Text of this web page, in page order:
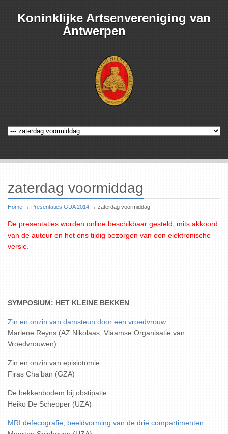
Koninklijke Artsenvereniging van
Antwerpen
zaterdag voormiddag
Home → Presentaties GDA 2014 → zaterdag voormiddag
De presentaties worden online beschikbaar gesteld, mits akkoord
van de auteur en het ons tijdig bezorgen van een elektronische
versie.
SYMPOSIUM: HET KLEINE BEKKEN
Zin en onzin van damsteun door een vroedvrouw.
Marlene Reyns (AZ Nikolaas, Vlaamse Organisatie van
Vroedvrouwen)
Zin en onzin van episiotomie.
Firas Cha’ban (GZA)
De bekkenbodem bij obstipatie.
Heiko De Schepper (UZA)
MRI defecografie, beeldvorming van de drie compartimenten